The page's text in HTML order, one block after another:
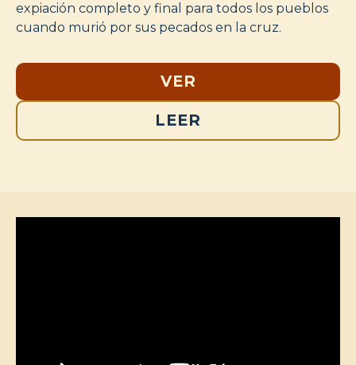
expiación completo y final para todos los pueblos
cuando murió por sus pecados en la cruz.
VER
LEER